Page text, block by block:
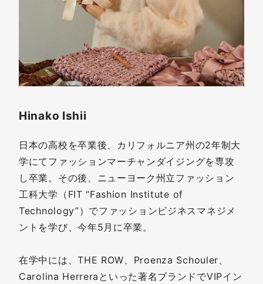
Hinako Ishii
日本の高校を卒業後、カリフォルニア州の2年制大
学にてファッションマーチャンダイジングを専攻
し卒業。その後、ニューヨーク州立ファッション
工科大学（FIT “Fashion Institute of
Technology”）でファッションビジネスマネジメ
ントを学び、今年5月に卒業。
在学中には、THE ROW、Proenza Schouler、
Carolina Herreraといった著名ブランドでVIPイン